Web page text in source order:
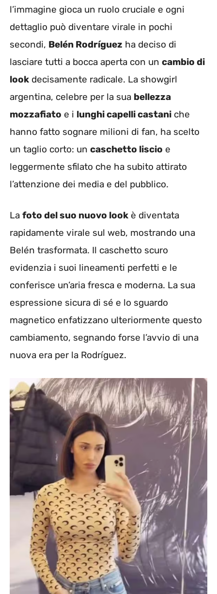
l’immagine gioca un ruolo cruciale e ogni
dettaglio può diventare virale in pochi
secondi, Belén Rodríguez ha deciso di
lasciare tutti a bocca aperta con un cambio di
look decisamente radicale. La showgirl
argentina, celebre per la sua bellezza
mozzafiato e i lunghi capelli castani che
hanno fatto sognare milioni di fan, ha scelto
un taglio corto: un caschetto liscio e
leggermente sfilato che ha subito attirato
l’attenzione dei media e del pubblico.
La foto del suo nuovo look è diventata
rapidamente virale sul web, mostrando una
Belén trasformata. Il caschetto scuro
evidenzia i suoi lineamenti perfetti e le
conferisce un’aria fresca e moderna. La sua
espressione sicura di sé e lo sguardo
magnetico enfatizzano ulteriormente questo
cambiamento, segnando forse l’avvio di una
nuova era per la Rodríguez.